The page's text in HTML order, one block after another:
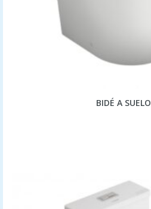
BIDÉ A